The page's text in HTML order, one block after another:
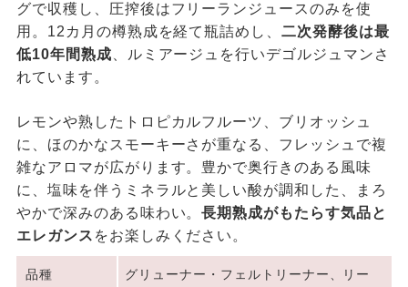
グで収穫し、圧搾後はフリーランジュースのみを使
用。12カ月の樽熟成を経て瓶詰めし、二次発酵後は最
低10年間熟成 、ルミアージュを行いデゴルジュマンさ
れています。
レモンや熟したトロピカルフルーツ、ブリオッシュ
に、ほのかなスモーキーさが重なる、フレッシュで複
雑なアロマが広がります。豊かで奥行きのある風味
に、塩味を伴うミネラルと美しい酸が調和した、まろ
やかで深みのある味わい。長期熟成がもたらす気品と
エレガンス をお楽しみください。
品種
グリューナー・フェルトリーナー、リー